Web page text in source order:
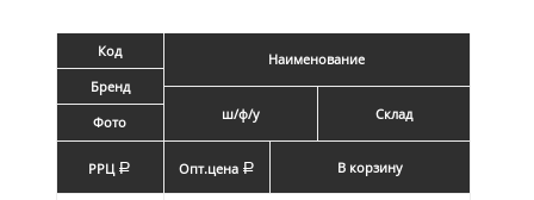
Код
Бренд
Фото
Наименование
ш/ф/у Склад
РРЦ a Опт.цена a В корзину